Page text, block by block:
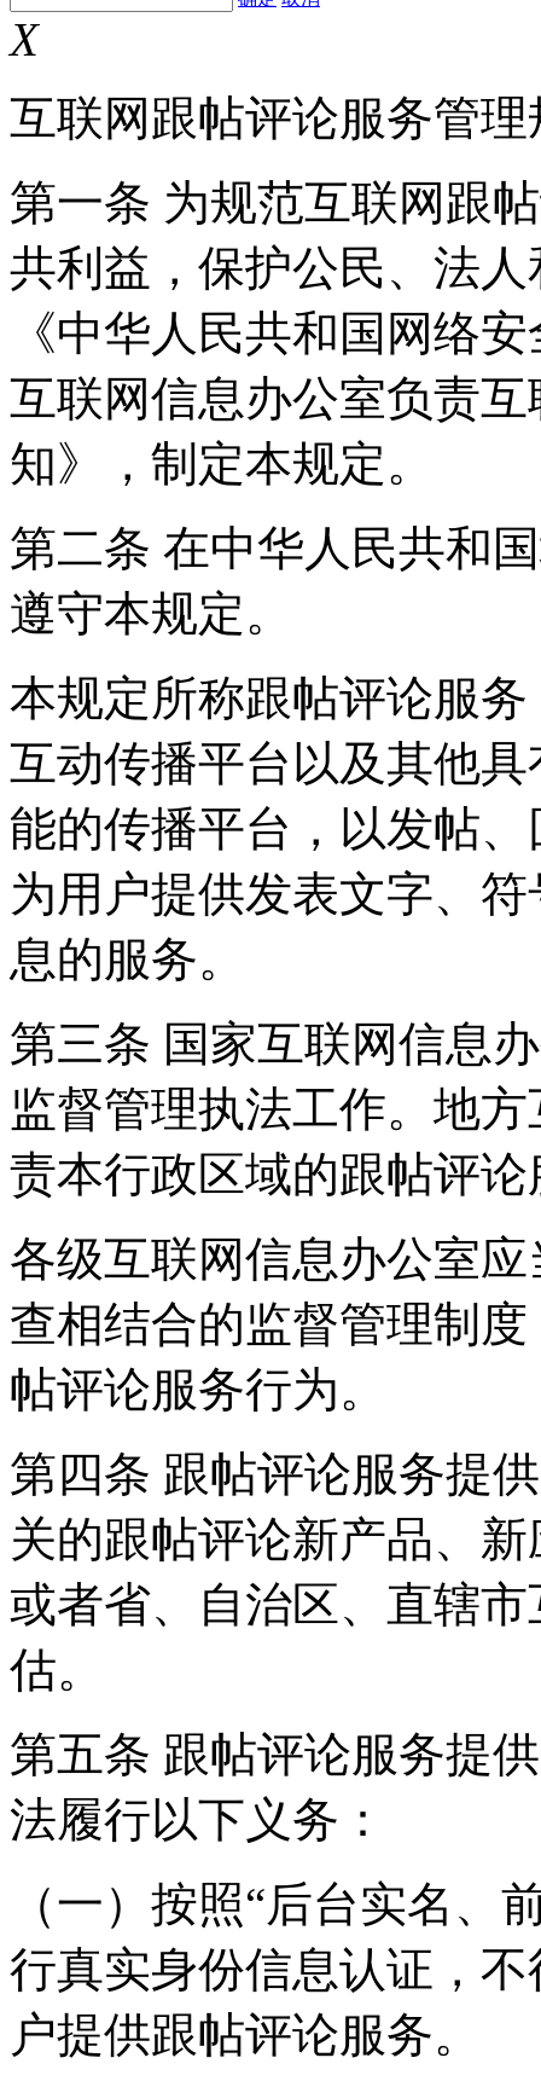
X
互联网跟帖评论服务管理
第一条 为规范互联网跟
共利益，保护公民、法
《中华人民共和国网络
互联网信息办公室负责
知》，制定本规定。
第二条 在中华人民共和
遵守本规定。
本规定所称跟帖评论服
互动传播平台以及其他
能的传播平台，以发帖
为用户提供发表文字、
息的服务。
第三条 国家互联网信息
监督管理执法工作。地
责本行政区域的跟帖评
各级互联网信息办公室
查相结合的监督管理制
帖评论服务行为。
第四条 跟帖评论服务提
关的跟帖评论新产品、
或者省、自治区、直辖
估。
第五条 跟帖评论服务提
法履行以下义务：
（一）按照“后台实名、
行真实身份信息认证，
户提供跟帖评论服务。